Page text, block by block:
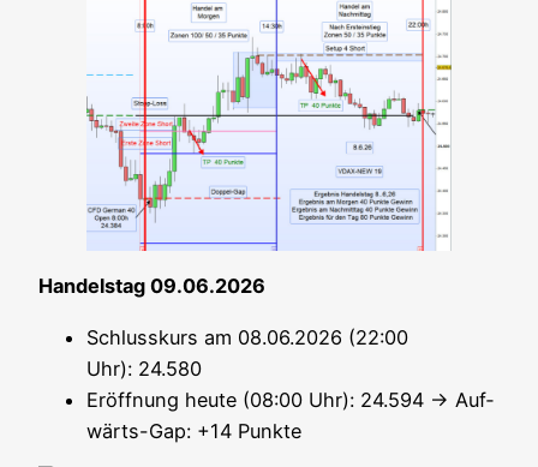
Han­dels­tag 09.06.2026
Schluss­kurs am 08.06.2026 (22:00
Uhr): 24.580
Eröff­nung heu­te (08:00 Uhr): 24.594 → Auf­
wärts-Gap: +14 Punkte